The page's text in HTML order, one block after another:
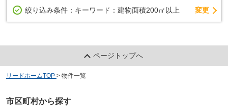
絞り込み条件： キーワード：建物面積200㎡以上 変更
ページトップへ
リードホームTOP > 物件一覧
市区町村から探す